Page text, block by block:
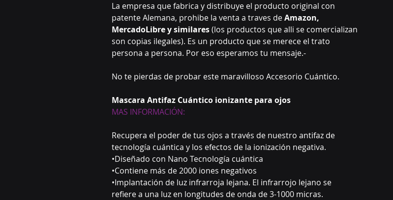
La empresa que fabrica y distribuye el producto original con
patente Alemana, prohibe la venta a traves deAmazon,
MercadoLibre y similares(los productos que alli se comercializan
son copias ilegales). Es un producto que se merece el trato
persona a persona. Por eso esperamos tu mensaje.-
No te pierdas de probar este maravilloso Accesorio Cuántico.
Mascara Antifaz Cuántico ionizante para ojos
MAS INFORMACIÓN:
Recupera el poder de tus ojos a través de nuestro antifaz de
tecnología cuántica y los efectos de la ionización negativa.
•Diseñado con Nano Tecnología cuántica
•Contiene más de 2000 iones negativos
•Implantación de luz infrarroja lejana. El infrarrojo lejano se
refiere a una luz en longitudes de onda de 3-1000 micras.